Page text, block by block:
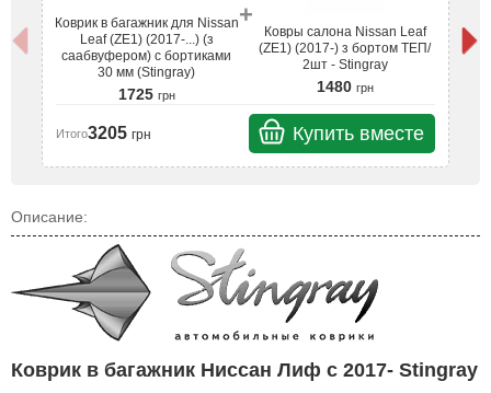
Коврик в багажник для Nissan
Leaf (ZE1) (2017-...) (з
саабвуфером) с бортиками
30 мм (Stingray)
1725 грн
+
Ковры салона Nissan Leaf
(ZE1) (2017-) з бортом ТЕП/
2шт - Stingray
1480 грн
Итого3205 грн Купить вместе
Описание:
Коврик в багажник Ниссан Лиф с 2017- Stingray